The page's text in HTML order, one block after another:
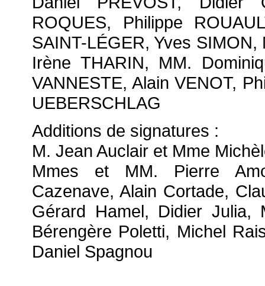
ROQUES, Philippe
SAINT-LÉGER, Yves
Irène THARIN, MM.
VANNESTE, Alain VENOT,
UEBERSCHLAG
Additions de signatures :
M. Jean Auclair et Mme
Mmes et MM. Pierre
Cazenave, Alain Cortade,
Gérard Hamel, Didier Julia,
Bérengère Poletti, Michel
Daniel Spagnou